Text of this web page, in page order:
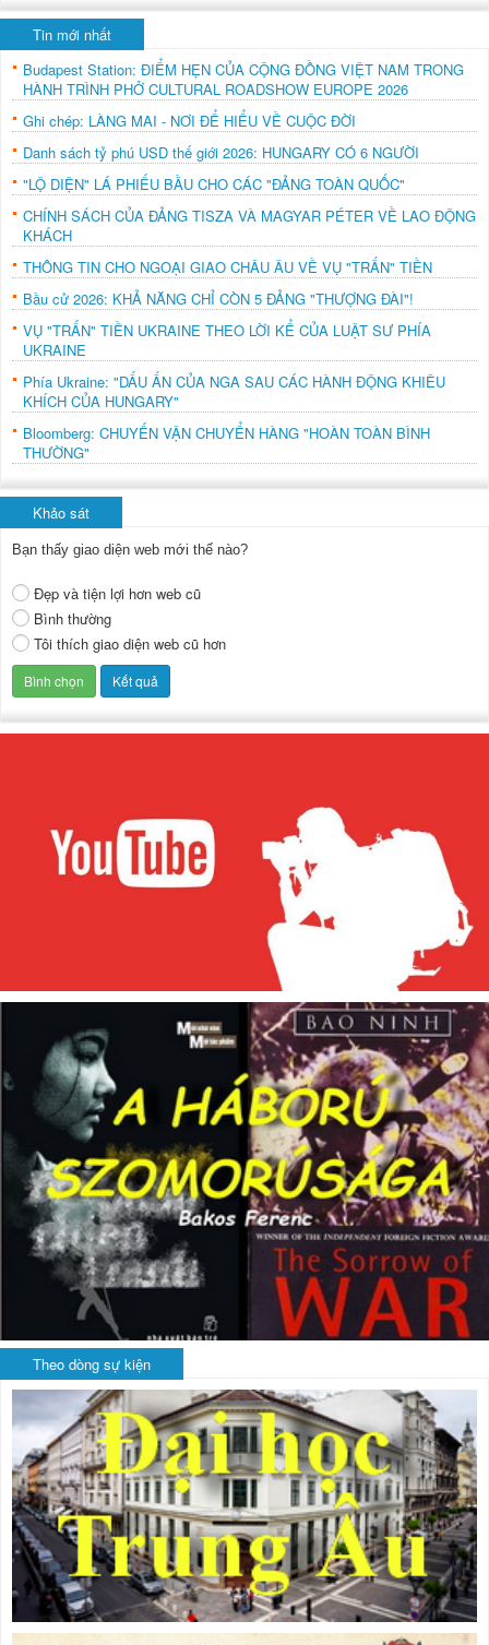
Tin mới nhất
Budapest Station: ĐIỂM HẸN CỦA CỘNG ĐỒNG VIỆT NAM TRONG
HÀNH TRÌNH PHỞ CULTURAL ROADSHOW EUROPE 2026
Ghi chép: LÀNG MAI - NƠI ĐỂ HIỂU VỀ CUỘC ĐỜI
Danh sách tỷ phú USD thế giới 2026: HUNGARY CÓ 6 NGƯỜI
"LỘ DIỆN" LÁ PHIẾU BẦU CHO CÁC "ĐẢNG TOÀN QUỐC"
CHÍNH SÁCH CỦA ĐẢNG TISZA VÀ MAGYAR PÉTER VỀ LAO ĐỘNG
KHÁCH
THÔNG TIN CHO NGOẠI GIAO CHÂU ÂU VỀ VỤ "TRẤN" TIỀN
Bầu cử 2026: KHẢ NĂNG CHỈ CÒN 5 ĐẢNG "THƯỢNG ĐÀI"!
VỤ "TRẤN" TIỀN UKRAINE THEO LỜI KỂ CỦA LUẬT SƯ PHÍA
UKRAINE
Phía Ukraine: "DẤU ẤN CỦA NGA SAU CÁC HÀNH ĐỘNG KHIÊU
KHÍCH CỦA HUNGARY"
Bloomberg: CHUYẾN VẬN CHUYỂN HÀNG "HOÀN TOÀN BÌNH
THƯỜNG"
Khảo sát
Bạn thấy giao diện web mới thế nào?
Đẹp và tiện lợi hơn web cũ
Bình thường
Tôi thích giao diện web cũ hơn
Theo dòng sự kiện